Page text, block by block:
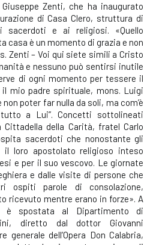
Zenti, che ha inaugurato
di Casa Clero, struttura di
sacerdoti e ai religiosi. «Quello
casa è un momento di grazia e non
Zenti – Voi qui siete simili a Cristo
e nessuno può sentirsi inutile
di ogni momento per tessere il
il mio padre spirituale, mons. Luigi
non poter far nulla da soli, ma com’è
a Lui”. Concetti sottolineati
Cittadella della Carità, fratel Carlo
sacerdoti che nonostante gli
loro apostolato religioso inteso
e per il suo vescovo. Le giornate
e dalle visite di persone che
ospiti parole di consolazione,
ricevuto mentre erano in forze». A
è spostata al Dipartimento di
diretto dal dottor Giovanni
generale dell’Opera Don Calabria,